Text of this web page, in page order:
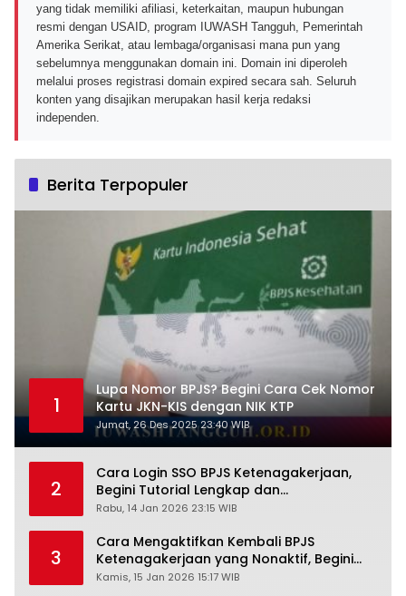
yang tidak memiliki afiliasi, keterkaitan, maupun hubungan
resmi dengan USAID, program IUWASH Tangguh, Pemerintah
Amerika Serikat, atau lembaga/organisasi mana pun yang
sebelumnya menggunakan domain ini. Domain ini diperoleh
melalui proses registrasi domain expired secara sah. Seluruh
konten yang disajikan merupakan hasil kerja redaksi
independen.
Berita Terpopuler
1
Lupa Nomor BPJS? Begini Cara Cek Nomor
Kartu JKN-KIS dengan NIK KTP
Jumat, 26 Des 2025 23:40 WIB
2
Cara Login SSO BPJS Ketenagakerjaan,
Begini Tutorial Lengkap dan
Pengertiannya
Rabu, 14 Jan 2026 23:15 WIB
3
Cara Mengaktifkan Kembali BPJS
Ketenagakerjaan yang Nonaktif, Begini
Panduan Lengkapnya
Kamis, 15 Jan 2026 15:17 WIB